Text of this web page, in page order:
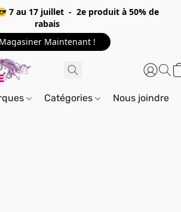
7 au 17 juillet - 2e produit à 50% de
rabais
Magasiner Maintenant !
Catégories Nous joindre